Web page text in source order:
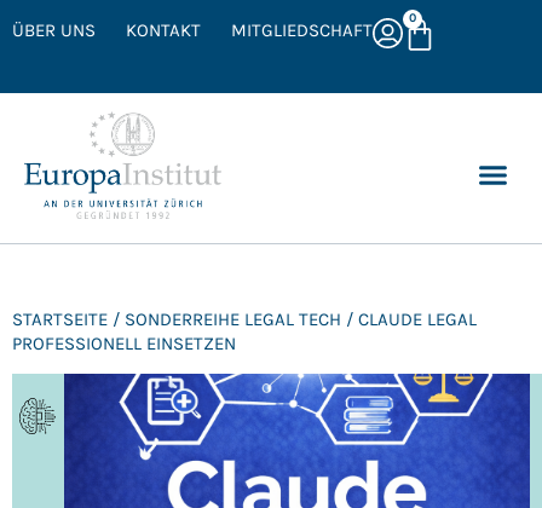
ÜBER UNS KONTAKT MITGLIEDSCHAFT
0
STARTSEITE / SONDERREIHE LEGAL TECH / CLAUDE LEGAL
PROFESSIONELL EINSETZEN